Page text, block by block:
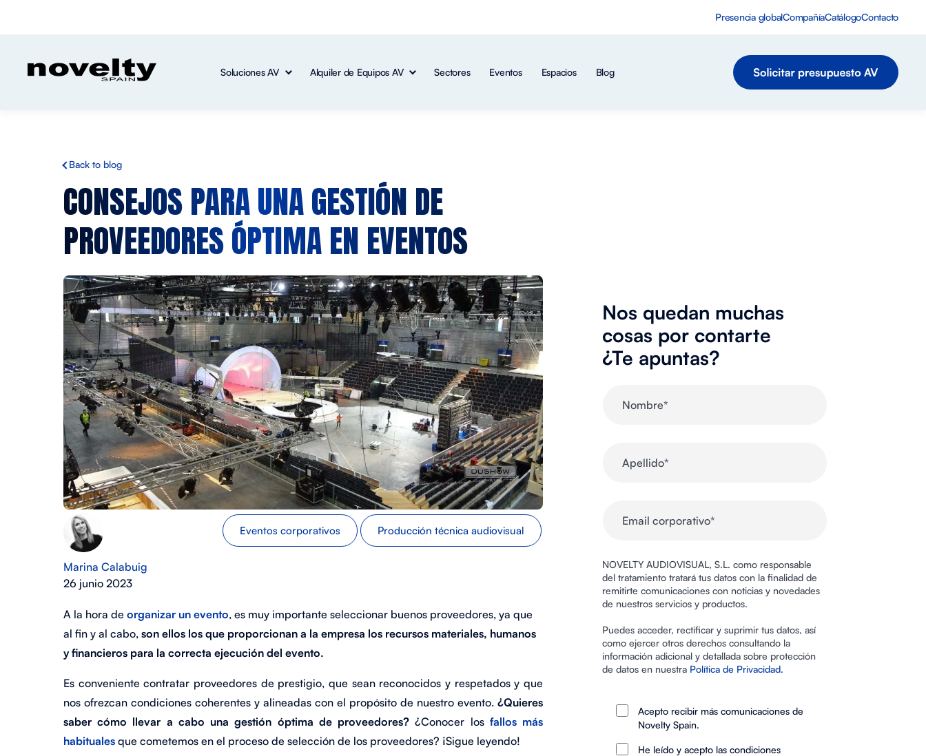
Presencia globalCompañíaCatálogoContacto
Soluciones AV Alquiler de Equipos AV Sectores Eventos Espacios Blog
Back to blog
CONSEJOS PARA UNAGESTIÓN DE
PROVEEDORESÓPTIMA EN EVENTOS
Marina Calabuig
26 junio 2023
Producción técnica audiovisual
Eventos corporativos
A la hora de organizar un evento, es muy importante seleccionar buenos proveedores, ya que
al fin y al cabo, son ellos los que proporcionan a la empresa los recursos materiales, humanos
y financieros para la correcta ejecución del evento.
Es conveniente contratar proveedores de prestigio, que sean reconocidos y respetados y que
nos ofrezcan condiciones coherentes y alineadas con el propósito de nuestro evento. ¿Quieres
saber cómo llevar a cabo una gestión óptima de proveedores? ¿Conocer los fallos más
habituales que cometemos en el proceso de selección de los proveedores? ¡Sigue leyendo!
Nos quedan muchas
cosas por contarte
¿Te apuntas?
NOVELTY AUDIOVISUAL, S.L. como responsable
del tratamiento tratará tus datos con la finalidad de
remitirte comunicaciones con noticias y novedades
de nuestros servicios y productos.
Puedes acceder, rectificar y suprimir tus datos, así
como ejercer otros derechos consultando la
información adicional y detallada sobre protección
de datos en nuestra Política de Privacidad.
Acepto recibir más comunicaciones de
Novelty Spain.
He leído y acepto las condiciones